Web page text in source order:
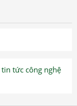
tin tức công nghệ